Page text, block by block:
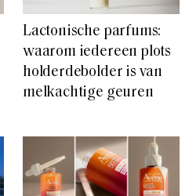
Lactonische parfums:
waarom iedereen plots
holderdebolder is van
melkachtige geuren